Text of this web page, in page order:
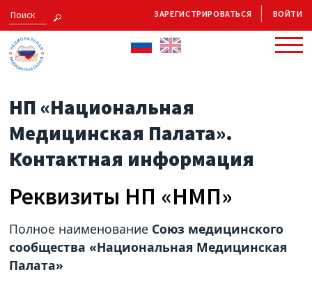
ЗАРЕГИСТРИРОВАТЬСЯ ВОЙТИ
НП «Национальная
Медицинская Палата».
Контактная информация
Реквизиты НП «НМП»
Полное наименование Союз медицинского
сообщества «Национальная Медицинская
Палата»